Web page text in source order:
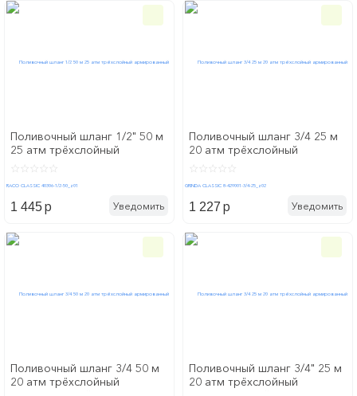
Поливочный шланг 1/2" 50 м
25 атм трёхслойный
CLASSIC 40306-1/2-50_z01
1 445p Уведомить
Поливочный шланг 3/4 25 м
20 атм трёхслойный
CLASSIC 8-429001-3/4-25_z02
1 227 p Уведомить
Поливочный шланг 3/4 50 м
20 атм трёхслойный
Поливочный шланг 3/4" 25 м
20 атм трёхслойный